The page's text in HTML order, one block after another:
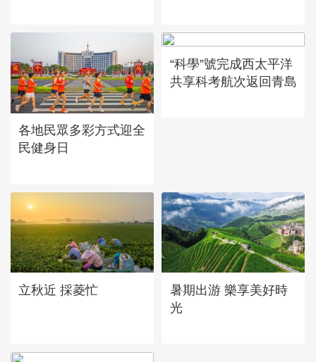
各地民眾多彩方式迎全
民健身日
“科學”號完成西太平洋
共享科考航次返回青島
立秋近 採菱忙
暑期出游 樂享美好時
光